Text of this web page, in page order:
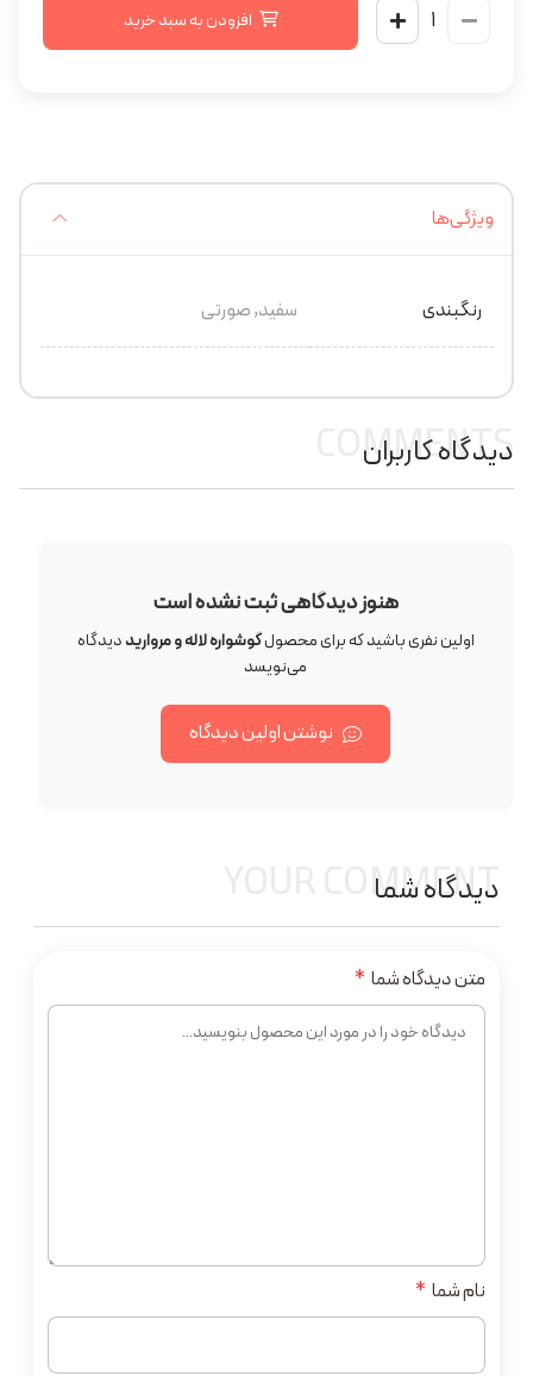
افزودن به سبد خرید
ویژگی‌ها
رنگبندی سفید, صورتی
دیدگاه کاربران
COMMENTS
هنوز دیدگاهی ثبت نشده است
اولین نفری باشید که برای محصولگوشواره لاله و مرواریددیدگاه
می‌نویسد
نوشتن اولین دیدگاه
دیدگاه شما
YOUR COMMENT
نام شما *
متن دیدگاه شما *